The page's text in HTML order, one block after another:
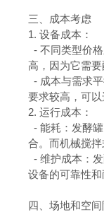
三、成本考虑
1. 设备成本：
- 不同类型价
高，因为它需
- 成本与需求
要求较高，可以
2. 运行成本：
- 能耗：发酵
合。而机械搅
- 维护成本：
设备的可靠性
四、场地和空间